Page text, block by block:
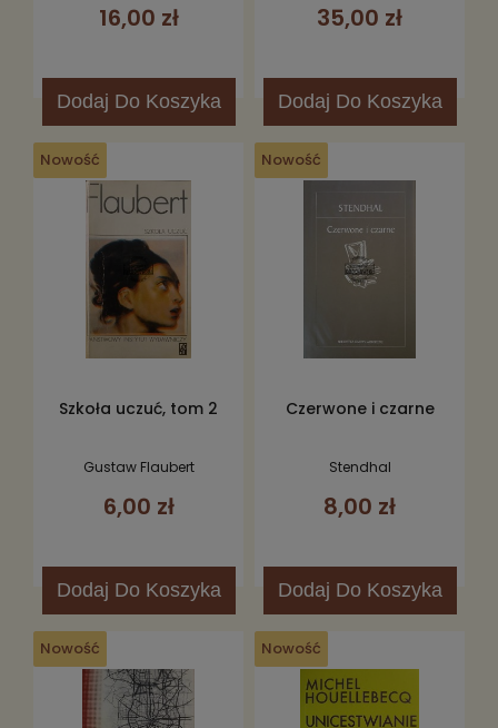
16,00 zł
Dodaj Do Koszyka
35,00 zł
Dodaj Do Koszyka
Szkoła uczuć, tom 2
Gustaw Flaubert
6,00 zł
Dodaj Do Koszyka
Nowość
Czerwone i czarne
Stendhal
8,00 zł
Dodaj Do Koszyka
Nowość
Nowość Nowość